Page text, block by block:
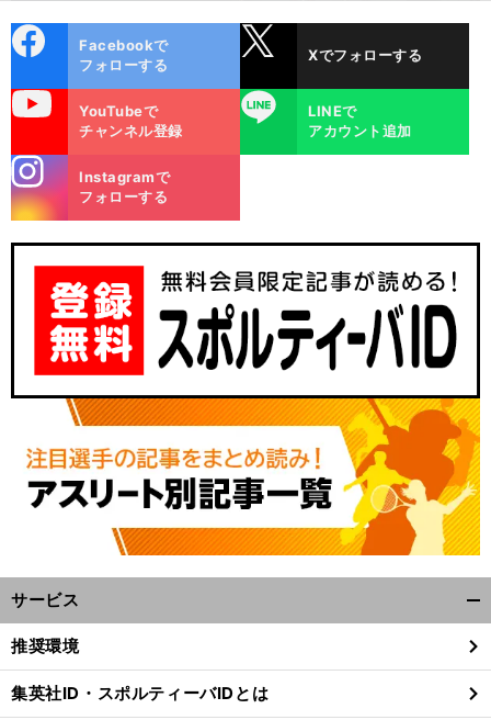
ok
Facebookで
フォローする
Xでフォローする
YouTubeで
チャンネル登録
LINE
LINEで
アカウント追加
m
Instagramで
フォローする
サービス
閉
る
推奨環境
集英社ID・スポルティーバIDとは